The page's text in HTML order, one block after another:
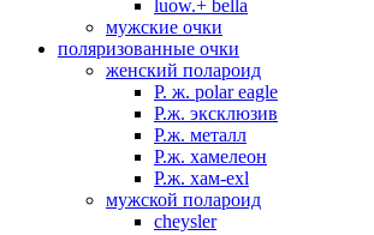
luow.+ bella
мужские очки
поляризованные очки
женский полароид
P. ж. polar eagle
P.ж. эксклюзив
Р.ж. металл
P.ж. хамелеон
Р.ж. хам-exl
мужской полароид
cheysler